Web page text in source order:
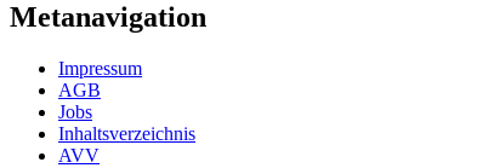
Metanavigation
Impressum
AGB
Jobs
Inhaltsverzeichnis
AVV